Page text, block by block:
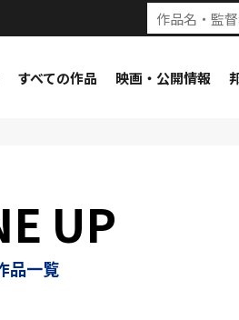
すべての作品 映画・公開情報
UP
品一覧